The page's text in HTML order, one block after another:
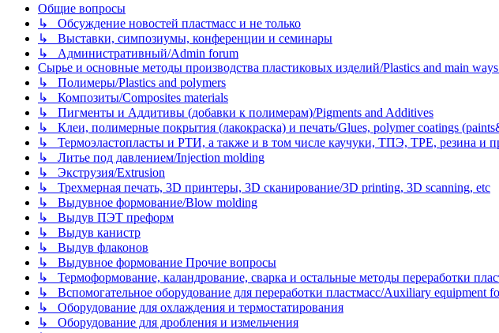
Общие вопросы
↳ Обсуждение новостей пластмасс и не только
↳ Выставки, симпозиумы, конференции и семинары
↳ Административный/Admin forum
Сырье и основные методы производства пластиковых изделий/Plastics and main
↳ Полимеры/Plastics and polymers
↳ Композиты/Сomposites materials
↳ Пигменты и Аддитивы (добавки к полимерам)/Pigments and Additives
↳ Клеи, полимерные покрытия (лакокраска) и печать/Glues, polymer coatings
↳ Термоэластопласты и РТИ, а также и в том числе каучуки, ТПЭ, TPE, резина и
↳ Литье под давлением/Injection molding
↳ Экструзия/Extrusion
↳ Трехмерная печать, 3D принтеры, 3D сканирование/3D printing, 3D scanning, etc
↳ Выдувное формование/Blow molding
↳ Выдув ПЭТ преформ
↳ Выдув канистр
↳ Выдув флаконов
↳ Выдувное формование Прочие вопросы
↳ Термоформование, каландрование, сварка и остальные методы переработки
↳ Вспомогательное оборудование для переработки пластмасс/Auxiliary equipment
↳ Оборудование для охлаждения и термостатирования
↳ Оборудование для дробления и измельчения